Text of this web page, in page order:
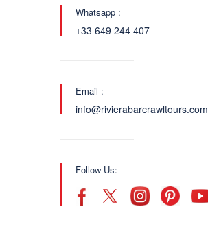
Whatsapp :
+33 649 244 407
Email :
info@rivierabarcrawltours.com
Follow Us: